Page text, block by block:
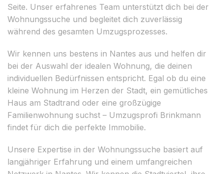
Seite. Unser erfahrenes Team unterstützt dich bei der
Wohnungssuche und begleitet dich zuverlässig
während des gesamten Umzugsprozesses.
Wir kennen uns bestens in Nantes aus und helfen dir
bei der Auswahl der idealen Wohnung, die deinen
individuellen Bedürfnissen entspricht. Egal ob du eine
kleine Wohnung im Herzen der Stadt, ein gemütliches
Haus am Stadtrand oder eine großzügige
Familienwohnung suchst – Umzugsprofi Brinkmann
findet für dich die perfekte Immobilie.
Unsere Expertise in der Wohnungssuche basiert auf
langjähriger Erfahrung und einem umfangreichen